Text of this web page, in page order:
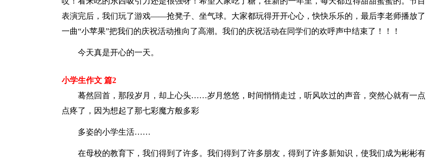
表演完后，我们玩了游戏——抢凳子、坐气球。大家都玩得开开心心，快快乐乐的，最后李老师播放了
一曲“小苹果”把我们的庆祝活动推向了高潮。我们的庆祝活动在同学们的欢呼声中结束了！！！
今天真是开心的一天。
小学生作文 篇2
蓦然回首，那段岁月，却上心头……岁月悠悠，时间悄悄走过，听风吹过的声音，突然心就有一点
点疼了，因为想起了那七彩魔方般多彩
多姿的小学生活……
在母校的教育下，我们得到了许多。我们得到了许多朋友，得到了许多新知识，使我们成为彬彬有